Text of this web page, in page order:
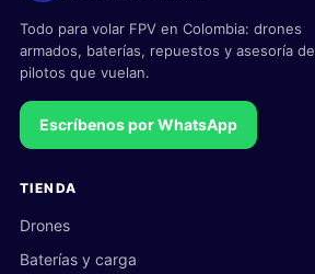
Todo para volar FPV en Colombia: drones
armados, baterías, repuestos y asesoría de
pilotos que vuelan.
Escríbenos por WhatsApp
TIENDA
Drones
Baterías y carga